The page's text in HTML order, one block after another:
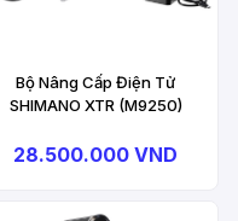
Bộ Nâng Cấp Điện Tử
SHIMANO XTR (M9250)
28.500.000 VND